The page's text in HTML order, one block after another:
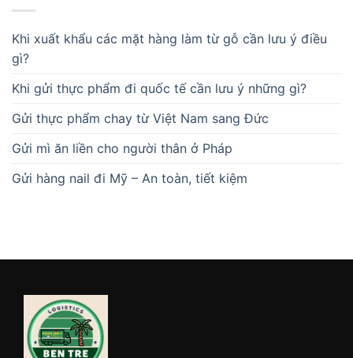
Khi xuất khẩu các mặt hàng làm từ gỗ cần lưu ý điều
gì?
Khi gửi thực phẩm đi quốc tế cần lưu ý những gì?
Gửi thực phẩm chay từ Việt Nam sang Đức
Gửi mì ăn liền cho người thân ở Pháp
Gửi hàng nail đi Mỹ – An toàn, tiết kiệm